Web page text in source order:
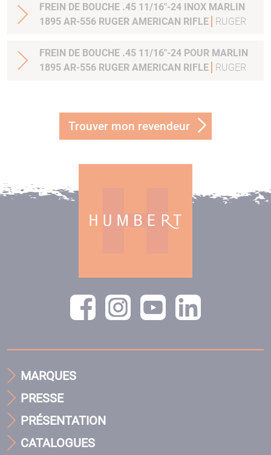
FREIN DE BOUCHE .45 11/16"-24 INOX MARLIN
1895 AR-556 RUGER AMERICAN RIFLE
RUGER
FREIN DE BOUCHE .45 11/16"-24 POUR MARLIN
1895 AR-556 RUGER AMERICAN RIFLE
RUGER
Trouver mon revendeur
MARQUES
PRESSE
PRÉSENTATION
CATALOGUES